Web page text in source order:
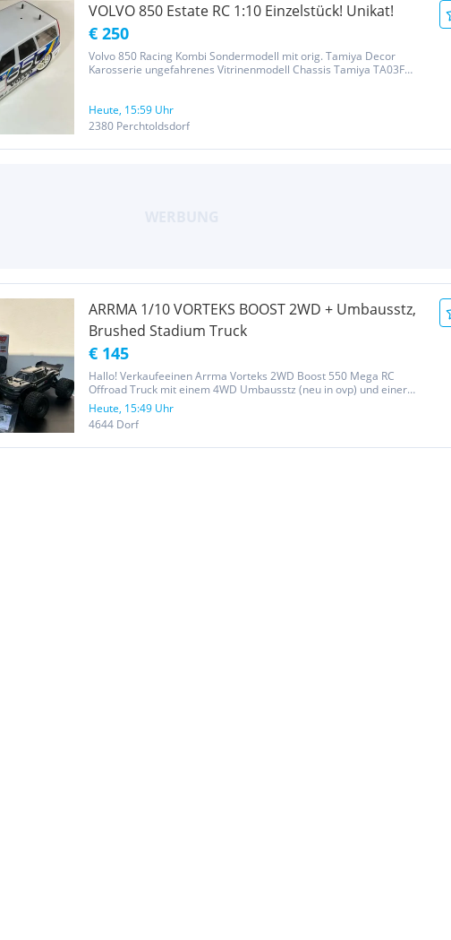
VOLVO 850 Estate RC 1:10 Einzelstück! Unikat!
€ 250
Volvo 850 Racing Kombi Sondermodell mit orig. Tamiya Decor
Karosserie ungefahrenes Vitrinenmodell Chassis Tamiya TA03F
zu!
Heute, 15:59 Uhr
2380 Perchtoldsdorf
ARRMA 1/10 VORTEKS BOOST 2WD + Umbausstz,
Brushed Stadium Truck
€ 145
Hallo! Verkaufeeinen Arrma Vorteks 2WD Boost 550 Mega RC
Offroad Truck mit einem 4WD Umbausstz (neu in ovp) und einer
grünen Ersatzkarosserie. WICHTIG: DIE 2SLT 2,4 Ghz Spektrum
Fernsteuerung fehlt! Kann man aber nachkaufen oder Elektronik
umrüsten!...
Heute, 15:49 Uhr
4644 Dorf